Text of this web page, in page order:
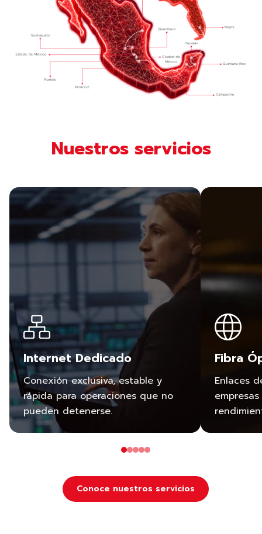
Nuestros servicios
Internet Dedicado
Conexión exclusiva, estable y
rápida para operaciones que no
pueden detenerse.
Fibra
Enlaces
Conoce nuestros servicios